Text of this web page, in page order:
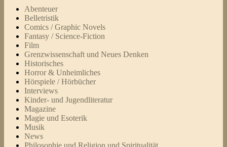
Abenteuer
Belletristik
Comics / Graphic Novels
Fantasy / Science-Fiction
Film
Grenzwissenschaft und Neues Denken
Historisches
Horror & Unheimliches
Hörspiele / Hörbücher
Interviews
Kinder- und Jugendliteratur
Magazine
Magie und Esoterik
Musik
News
Philosophie und Religion und Spiritualität